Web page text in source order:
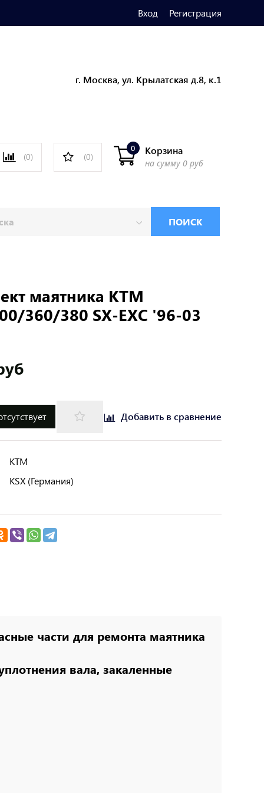
Вход Регистрация
г. Москва, ул. Крылатская д.8, к.1
(0) (0)
Корзина
0
на сумму 0 руб
ПОИСК
маятника KTM
360/380 SX-EXC '96-03
Добавить в сравнение
KTM
KSX (Германия)
части для ремонта маятника
вала, закаленные